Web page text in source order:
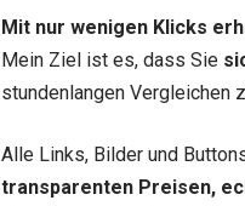
Mit nur wenigen Klicks
Mein Ziel ist es, dass Sie
stundenlangen Vergleichen
Alle Links, Bilder und
transparenten Preisen,